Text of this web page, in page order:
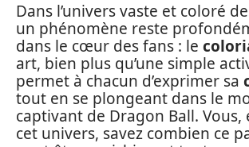
Dans l’univers vaste et coloré
un phénomène reste
dans le cœur des fans : le
art, bien plus qu’une simple
permet à chacun d’exprimer sa
tout en se plongeant dans le
captivant de Dragon Ball. Vous,
cet univers, savez combien ce